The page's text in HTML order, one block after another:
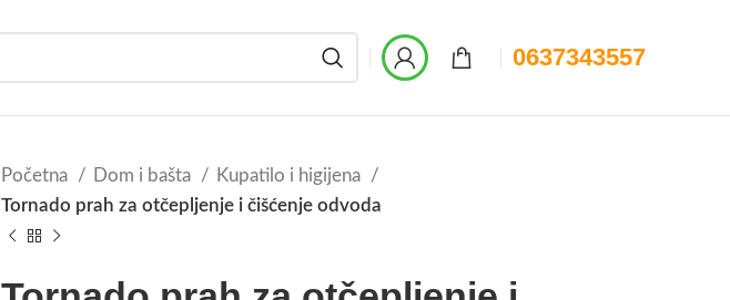
0637343557
Početna Dom i bašta
Kupatilo i higijena
Tornado prah za otčepljenje i čišćenje odvoda